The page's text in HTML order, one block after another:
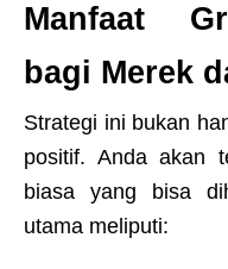
Manfaat
bagi Merek
Strategi ini bukan
positif. Anda akan
biasa yang bisa
utama meliputi: